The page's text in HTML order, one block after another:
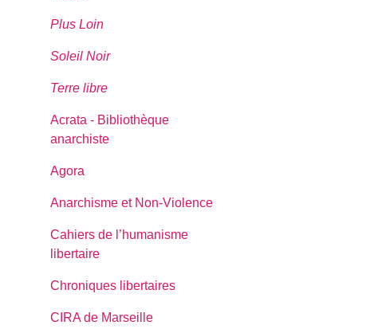
Plus Loin
Soleil Noir
Terre libre
Acrata - Bibliothèque
anarchiste
Agora
Anarchisme et Non-Violence
Cahiers de l’humanisme
libertaire
Chroniques libertaires
CIRA de Marseille